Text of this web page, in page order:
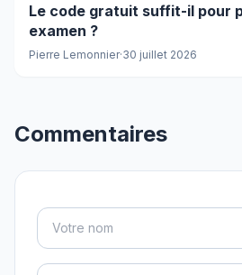
Le code gratuit suffit-il pour
examen ?
Pierre Lemonnier·30 juillet 2026
Commentaires